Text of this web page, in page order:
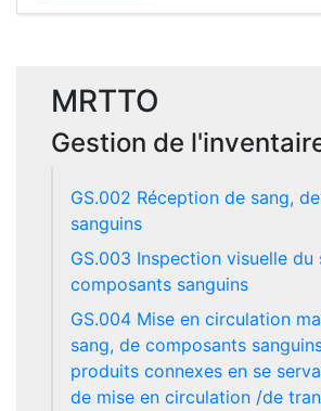
MRTTO
Gestion de
GS.002 Réception de sang,
sanguins
GS.003 Inspection visuelle du
composants sanguins
GS.004 Mise en circulation
sang, de composants
produits connexes en se
de mise en circulation /de